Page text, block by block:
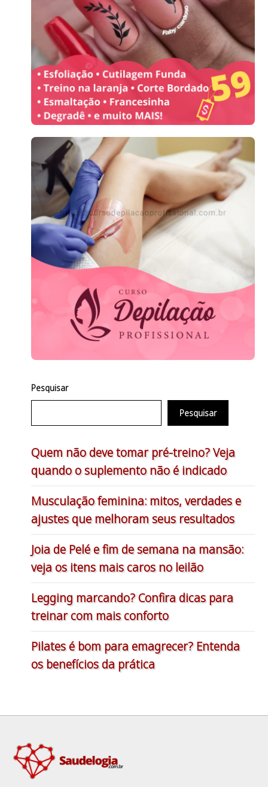
Pesquisar
Pesquisar
Quem não deve tomar pré-treino? Veja
quando o suplemento não é indicado
Musculação feminina: mitos, verdades e
ajustes que melhoram seus resultados
Joia de Pelé e fim de semana na mansão:
veja os itens mais caros no leilão
Legging marcando? Confira dicas para
treinar com mais conforto
Pilates é bom para emagrecer? Entenda
os benefícios da prática